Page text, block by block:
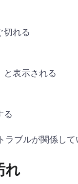
切れる
表示される
る
ブルが関係して
れ